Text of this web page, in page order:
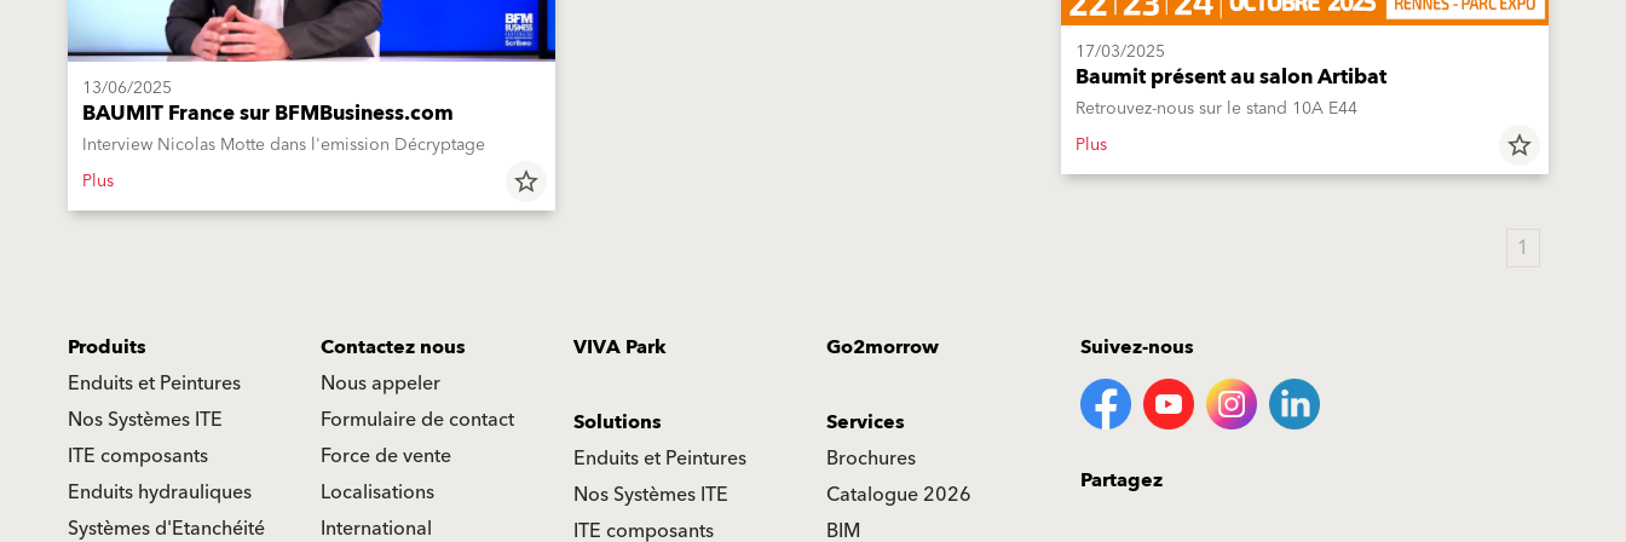
13/06/2025
BAUMIT France sur BFMBusiness.com
Interview Nicolas Motte dans l'emission Décryptage
Plus
star_border
17/03/2025
Baumit présent au salon Artibat
Retrouvez-nous sur le stand 10A E44
Plus
star_border
1
Produits
Enduits et Peintures
Nos Systèmes ITE
ITE composants
Enduits hydrauliques
Systèmes d'Etanchéité
Contactez nous
Nous appeler
Formulaire de contact
Force de vente
Localisations
International
VIVA Park Go2morrow
Solutions
Enduits et Peintures
Nos Systèmes ITE
ITE composants
Services
Brochures
Catalogue 2026
BIM
Suivez-nous
Partagez